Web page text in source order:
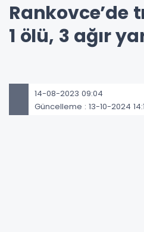
Rankovce’de
1 ölü, 3 ağır
14-08-2023 09:04
Güncelleme : 13-10-2024